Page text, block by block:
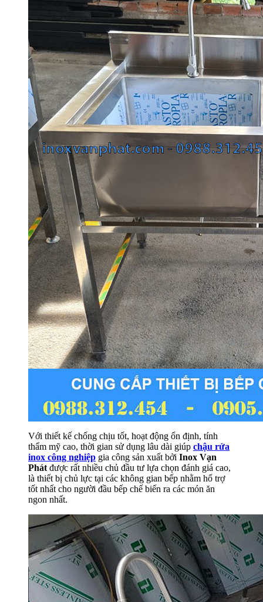
Với thiết kế chống chịu tốt, hoạt động ổn định, tính
thẩm mỹ cao, thời gian sử dụng lâu dài giúp chậu rửa
inox công nghiệp gia công sản xuất bởi Inox Vạn
Phát được rất nhiều chủ đầu tư lựa chọn đánh giá cao,
là thiết bị chủ lực tại các không gian bếp nhằm hổ trợ
tốt nhất cho người đầu bếp chế biến ra các món ăn
ngon nhất.